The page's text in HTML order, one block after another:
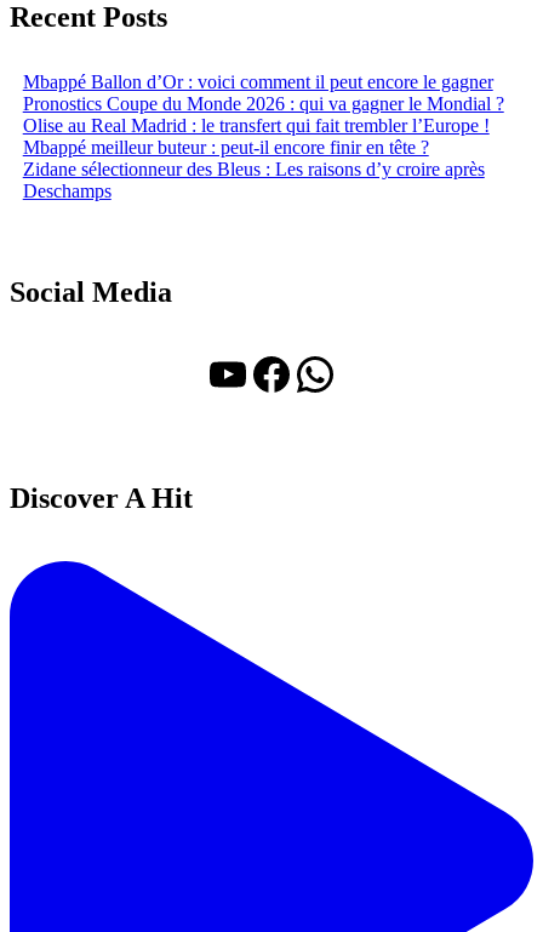
Recent Posts
Mbappé Ballon d’Or : voici comment il peut encore le gagner
Pronostics Coupe du Monde 2026 : qui va gagner le Mondial ?
Olise au Real Madrid : le transfert qui fait trembler l’Europe !
Mbappé meilleur buteur : peut-il encore finir en tête ?
Zidane sélectionneur des Bleus : Les raisons d’y croire après
Deschamps
Social Media
YouTube
Facebook
WhatsApp
Discover A Hit